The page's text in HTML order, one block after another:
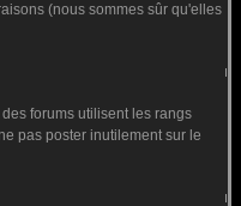
(nous sommes sûr qu'elles
forums utilisent les rangs
pas poster inutilement sur le